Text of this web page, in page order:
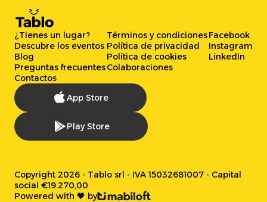
¿Tienes un lugar?
Descubre los eventos
Blog
Preguntas frecuentes
Contactos
Términos y condiciones
Política de privacidad
Política de cookies
Colaboraciones
Facebook
Instagram
LinkedIn
App Store
Play Store
Copyright 2026 - Tablo srl - IVA 15032681007 - Capital
social €19.270,00
Powered with 🖤 by